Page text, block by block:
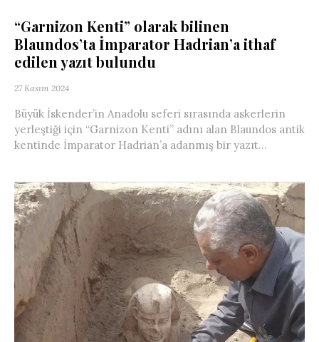
“Garnizon Kenti” olarak bilinen
Blaundos’ta İmparator Hadrian’a ithaf
edilen yazıt bulundu
27 Kasım 2024
Büyük İskender’in Anadolu seferi sırasında askerlerin
yerleştiği için “Garnizon Kenti” adını alan Blaundos antik
kentinde İmparator Hadrian’a adanmış bir yazıt...